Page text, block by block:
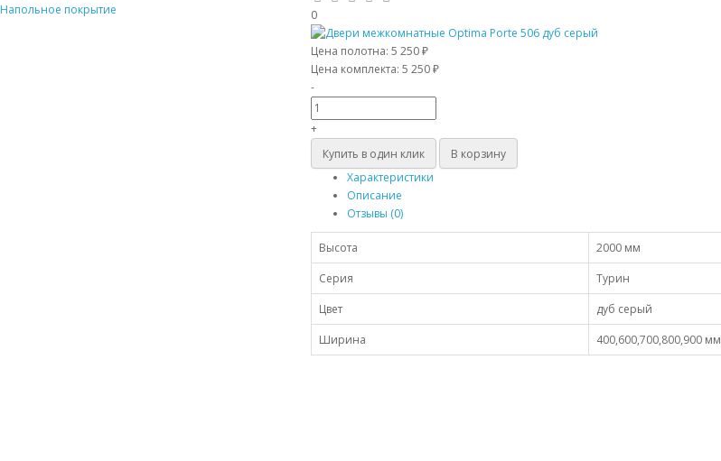
Напольное покрытие
0
Цена полотна: 5 250 ₽
Цена комплекта: 5 250 ₽
-
+
Купить в один клик
В корзину
Характеристики
Описание
Отзывы (0)
Высота
2000 мм
Серия
Турин
Цвет
дуб серый
Ширина
400,600,700,800,900 мм